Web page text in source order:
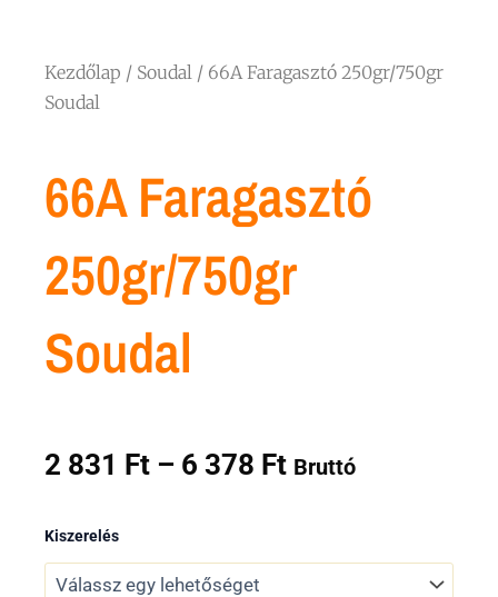
Kezdőlap / Soudal / 66A Faragasztó 250gr/750gr
Soudal
66A Faragasztó
250gr/750gr
Soudal
2 831 Ft – 6 378 FtÁrtartomány:
831 Ft
Bruttó
Kiszerelés
66A
250gr/750gr
Soudal